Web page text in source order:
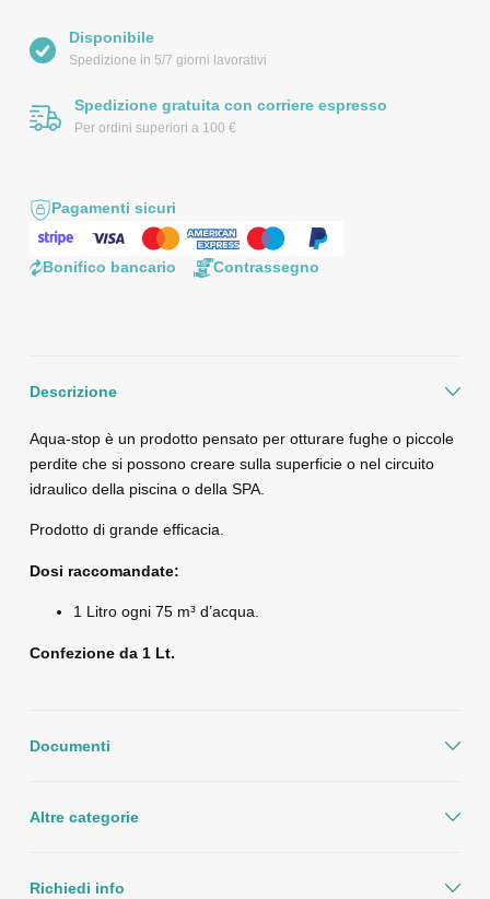
Disponibile
Spedizione in 5/7 giorni lavorativi
Spedizione gratuita con corriere espresso
Per ordini superiori a 100 €
Pagamenti sicuri
Bonifico bancario Contrassegno
Descrizione
Aqua-stop è un prodotto pensato per otturare fughe o piccole
perdite che si possono creare sulla superficie o nel circuito
idraulico della piscina o della SPA.
Prodotto di grande efficacia.
Dosi raccomandate:
1 Litro ogni 75 m³ d’acqua.
Confezione da 1 Lt.
Documenti
Altre categorie
Richiedi info